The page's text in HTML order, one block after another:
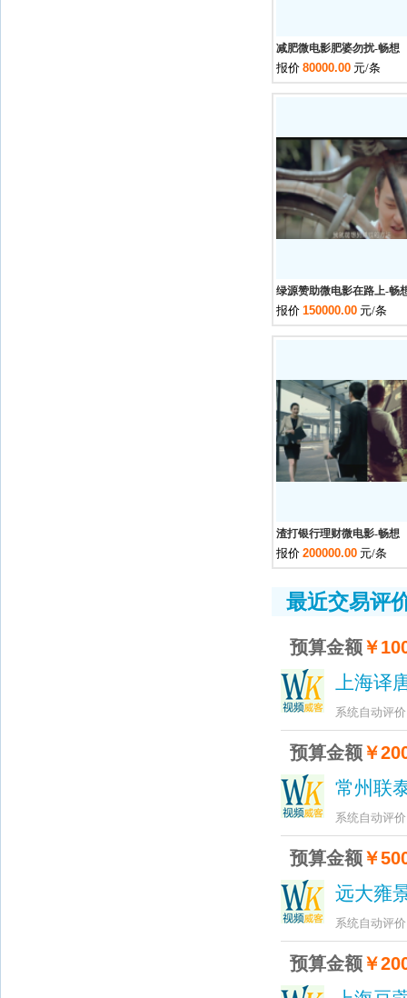
畅想影视传媒有限公司
01-13 16:06
畅想影视传媒有限公司
减肥微电影肥婆勿扰-畅想
报价 80000.00元/条
绿源赞助微电影在路上-畅
报价 150000.00元/条
渣打银行理财微电影-畅想
报价 200000.00元/条
最近交易评
预算金额￥
上海译
系统自动评价
预算金额￥
常州联
系统自动评价
预算金额￥
远大雍
系统自动评价
预算金额￥